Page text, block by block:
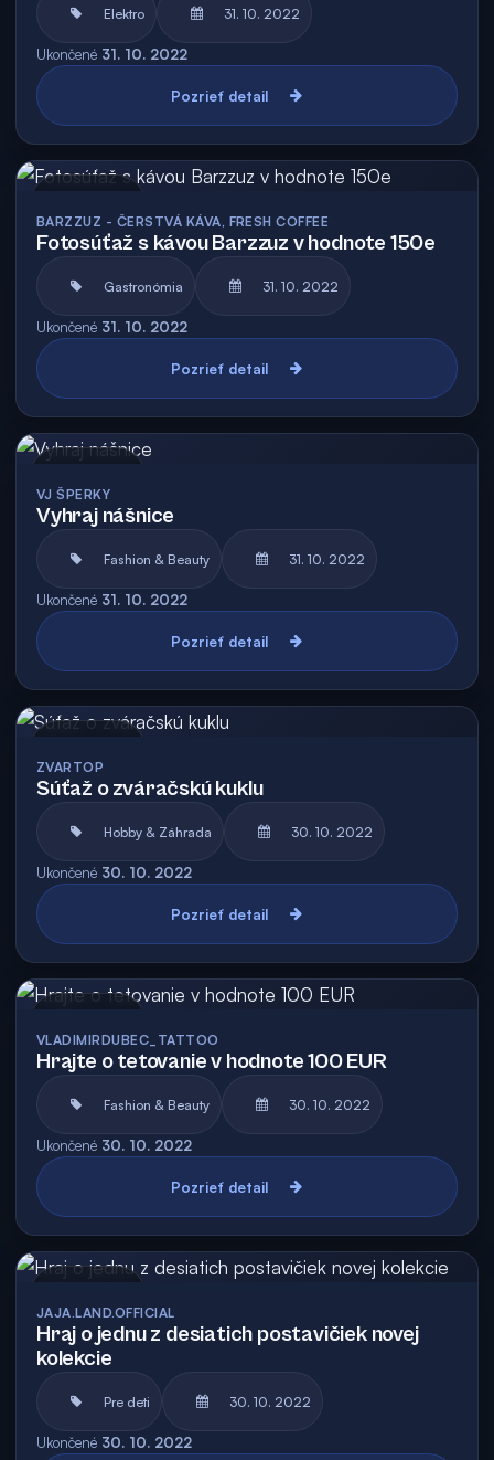
Elektro 31. 10. 2022
Ukončené 31. 10. 2022
Pozrieť detail
BARZZUZ - ČERSTVÁ KÁVA, FRESH COFFEE
Fotosúťaž s kávou Barzzuz v hodnote 150e
Gastronómia 31. 10. 2022
Ukončené 31. 10. 2022
Pozrieť detail
VJ ŠPERKY
Vyhraj nášnice
Fashion & Beauty 31. 10. 2022
Ukončené 31. 10. 2022
Pozrieť detail
ZVARTOP
Súťaž o zváračskú kuklu
Hobby & Záhrada 30. 10. 2022
Ukončené 30. 10. 2022
Pozrieť detail
VLADIMIRDUBEC_TATTOO
Hrajte o tetovanie v hodnote 100 EUR
Fashion & Beauty 30. 10. 2022
Ukončené 30. 10. 2022
Pozrieť detail
JAJA.LAND.OFFICIAL
Hraj o jednu z desiatich postavičiek novej
kolekcie
Pre deti 30. 10. 2022
Ukončené 30. 10. 2022